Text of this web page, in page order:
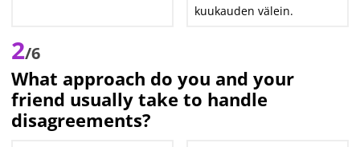
kuukauden välein.
2/6
What approach do you and your
friend usually take to handle
disagreements?